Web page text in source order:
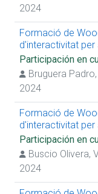
2024
Formació de
d'interactivitat
Participación en
Bruguera
2024
Formació de
d'interactivitat
Participación en
Buscio Olivera,
2024